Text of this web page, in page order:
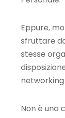
Eppure,
sfruttare
stesse
Non è una